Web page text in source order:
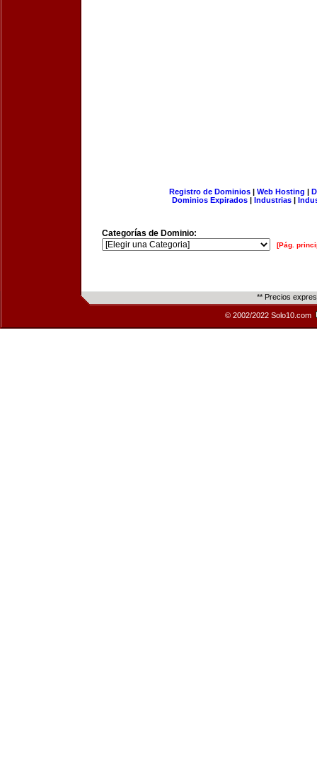
Registro de Dominios| Web Hosting |
Dominios Expirados | Industrias |
Categorías de Dominio:
[Pág.
** Precios
© 2002/2022 Solo10.com